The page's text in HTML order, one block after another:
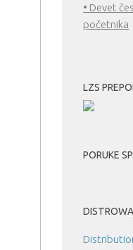
• Devet
početnika
LZS
PORUKE